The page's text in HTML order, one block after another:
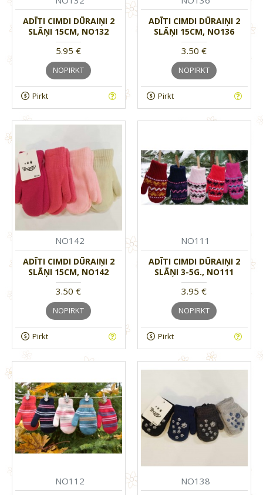
ADĪTI CIMDI DŪRAIŅI 2
SLĀŅI 15CM, NO132
5.95 €
NOPIRKT
Pirkt
ADĪTI CIMDI DŪRAIŅI 2
SLĀŅI 15CM, NO136
3.50 €
NOPIRKT
Pirkt
NO142
ADĪTI CIMDI DŪRAIŅI 2
SLĀŅI 15CM, NO142
3.50 €
NOPIRKT
Pirkt
NO111
ADĪTI CIMDI DŪRAIŅI 2
SLĀŅI 3-5G., NO111
3.95 €
NOPIRKT
Pirkt
NO112 NO138